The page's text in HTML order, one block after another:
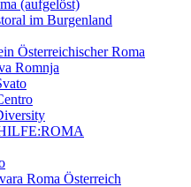
(aufgelöst)
im Burgenland
Österreichischer Roma
Romnja
Roma Österreich